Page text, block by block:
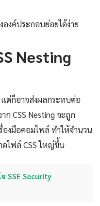
องค์ประกอบย่อยได้ง่าย
Nesting
แต่ก็อาจส่งผลกระทบต่อ
ก CSS Nesting จะถูก
องมือคอมไพล์ ทำให้จำนวน
ดไฟล์ CSS ใหญ่ขึ้น
SSE Security